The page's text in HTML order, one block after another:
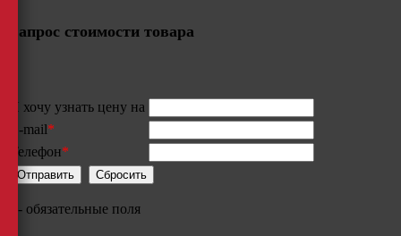
Запрос стоимости товара
Я хочу узнать цену на
E-mail*
Телефон*
- обязательные поля